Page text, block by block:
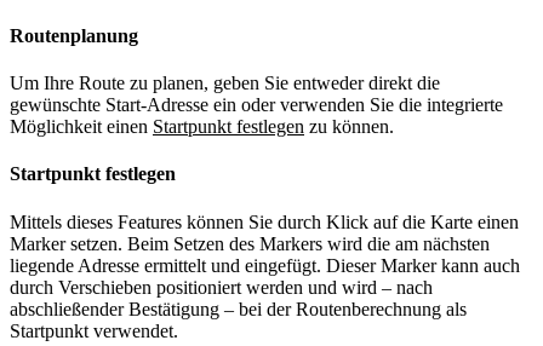
Routenplanung
Um Ihre Route zu planen, geben Sie entweder direkt die
gewünschte Start-Adresse ein oder verwenden Sie die integrierte
Möglichkeit einen Startpunkt festlegen zu können.
Startpunkt festlegen
Mittels dieses Features können Sie durch Klick auf die Karte einen
Marker setzen. Beim Setzen des Markers wird die am nächsten
liegende Adresse ermittelt und eingefügt. Dieser Marker kann auch
durch Verschieben positioniert werden und wird – nach
abschließender Bestätigung – bei der Routenberechnung als
Startpunkt verwendet.